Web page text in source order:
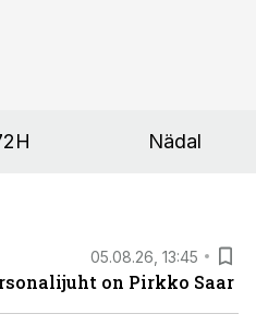
Nädal
05.08.26, 13:45
on Pirkko Saar